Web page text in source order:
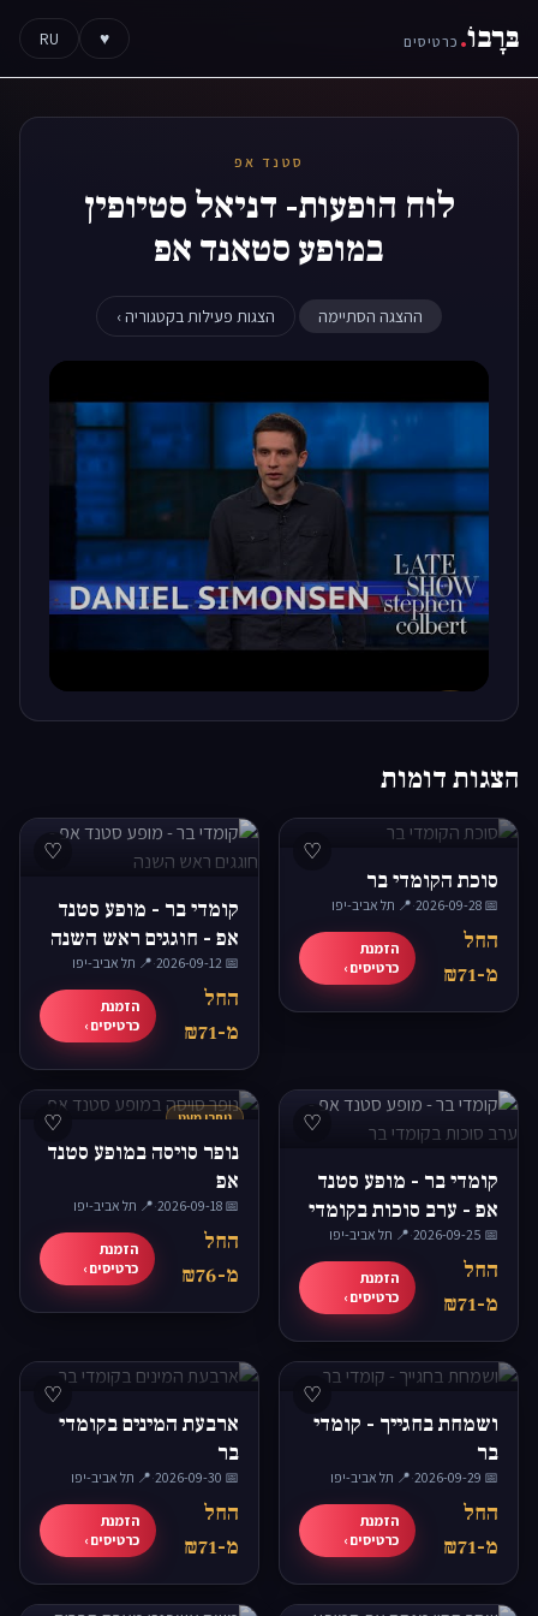
בּרָבוֹ. כרטיסים ♥
RU
סטנד אפ
לוח הופעות- דניאל סטיופין
במופע סטאנד אפ
ההצגה הסתיימה הצגות פעילות בקטגוריה ›
▶
הצגות דומות
♡
סוכת הקומדי בר
📅 2026-09-28
·📍 תל אביב-יפו
החל
מ-₪71
הזמנת
כרטיסים ›
♡
קומדי בר - מופע סטנד
אפ - חוגגים ראש השנה
📅 2026-09-12
·📍 תל אביב-יפו
החל
מ-₪71
הזמנת
כרטיסים ›
♡
קומדי בר - מופע סטנד
אפ - ערב סוכות בקומדי
בר
📅 2026-09-25
·📍 תל אביב-יפו
החל
מ-₪71
הזמנת
כרטיסים ›
♡ נותרו מעט
נופר סויסה במופע סטנד
אפ
📅 2026-09-18
·📍 תל אביב-יפו
החל
מ-₪76
הזמנת
כרטיסים ›
♡
ושמחת בחגייך - קומדי
בר
📅 2026-09-29
·📍 תל אביב-יפו
החל
מ-₪71
הזמנת
כרטיסים ›
♡
ארבעת המינים בקומדי
בר
📅 2026-09-30
·📍 תל אביב-יפו
החל
מ-₪71
הזמנת
כרטיסים ›